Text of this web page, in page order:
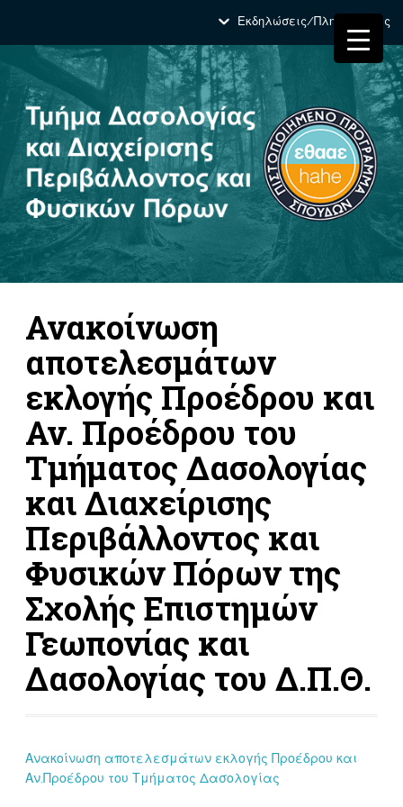
Εκδηλώσεις/Πληροφορίες
Ανακοίνωση
αποτελεσμάτων
εκλογής Προέδρου και
Αν. Προέδρου του
Τμήματος Δασολογίας
και Διαχείρισης
Περιβάλλοντος και
Φυσικών Πόρων της
Σχολής Επιστημών
Γεωπονίας και
Δασολογίας του Δ.Π.Θ.
Ανακοίνωση αποτελεσμάτων εκλογής Προέδρου και
Αν.Προέδρου του Τμήματος Δασολογίας